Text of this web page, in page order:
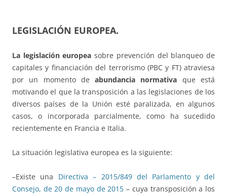
LEGISLACIÓN EUROPEA.
La legislación europea sobre prevención del blanqueo de
capitales y financiación del terrorismo (PBC y FT) atraviesa
por un momento deabundancia normativa que está
motivando el que la transposición a las legislaciones de los
diversos países de la Unión esté paralizada, en algunos
casos, o incorporada parcialmente, como ha sucedido
recientemente en Francia e Italia.
La situación legislativa europea es la siguiente:
–Existe una Directiva – 2015/849 del Parlamento y del
Consejo, de 20 de mayo de 2015 – cuya transposición a los